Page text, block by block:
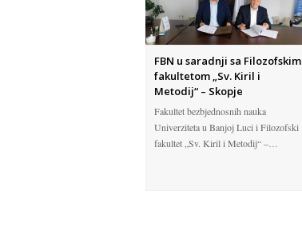
FBN u saradnji sa Filozofskim
fakultetom „Sv. Kiril i
Metodij“ – Skopje
Fakultet bezbjednosnih nauka
Univerziteta u Banjoj Luci i Filozofski
fakultet „Sv. Kiril i Metodij“ –…